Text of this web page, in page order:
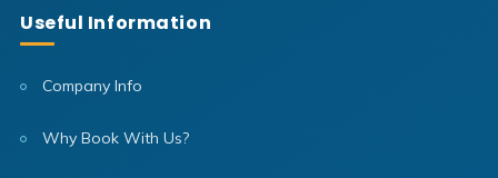
Useful Information
Company Info
Why Book With Us?